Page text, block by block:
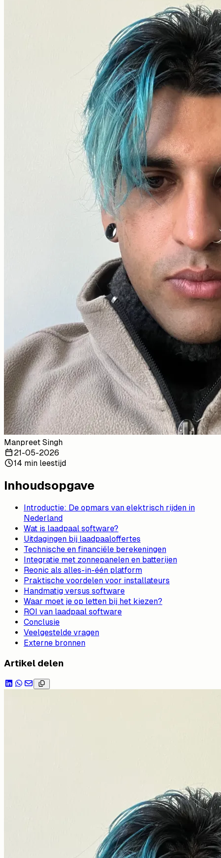
Manpreet Singh
21-05-2026
14 min leestijd
Inhoudsopgave
Introductie: De opmars van elektrisch rijden in
Nederland
Wat is laadpaal software?
Uitdagingen bij laadpaaloffertes
Technische en financiële berekeningen
Integratie met zonnepanelen en batterijen
Reonic als alles-in-één platform
Praktische voordelen voor installateurs
Handmatig versus software
Waar moet je op letten bij het kiezen?
ROI van laadpaal software
Conclusie
Veelgestelde vragen
Externe bronnen
Artikel delen